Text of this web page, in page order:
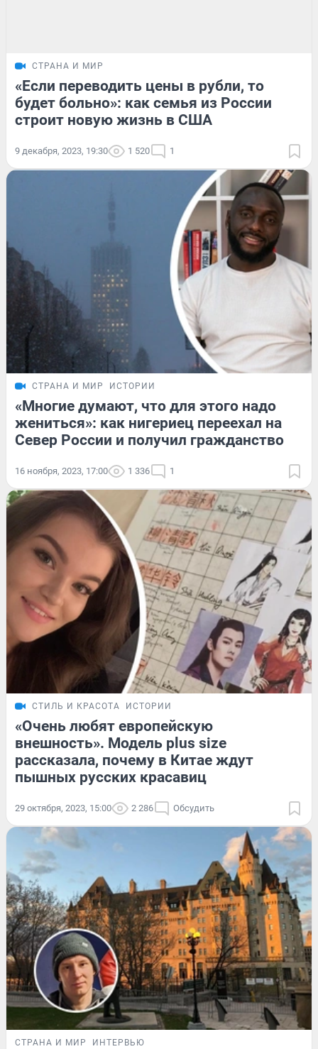
СТРАНА И МИР
«Если переводить цены в рубли, то
будет больно»: как семья из России
строит новую жизнь в США
9 декабря, 2023, 19:30 1 520 1
СТРАНА И МИР ИСТОРИИ
«Многие думают, что для этого надо
жениться»: как нигериец переехал на
Север России и получил гражданство
16 ноября, 2023, 17:00 1 336 1
СТИЛЬ И КРАСОТА ИСТОРИИ
«Очень любят европейскую
внешность». Модель plus size
рассказала, почему в Китае ждут
пышных русских красавиц
29 октября, 2023, 15:00 2 286 Обсудить
СТРАНА И МИР ИНТЕРВЬЮ